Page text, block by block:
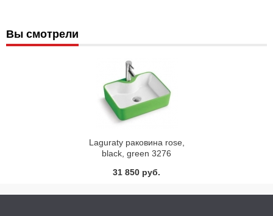
Вы смотрели
Laguraty раковина rose,
black, green 3276
31 850 руб.